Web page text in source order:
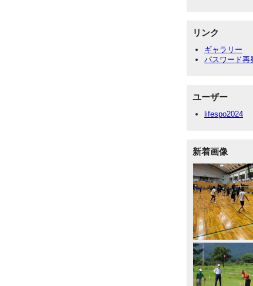
リンク
ギャラリー
パスワード再
ユーザー
lifespo2024
新着画像